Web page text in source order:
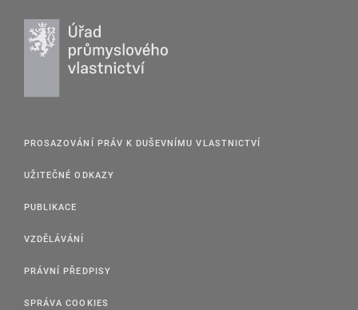
PROSAZOVÁNÍ PRÁV K DUŠEVNÍMU VLASTNICTVÍ
UŽITEČNÉ ODKAZY
PUBLIKACE
VZDĚLÁVÁNÍ
PRÁVNÍ PŘEDPISY
SPRÁVA COOKIES